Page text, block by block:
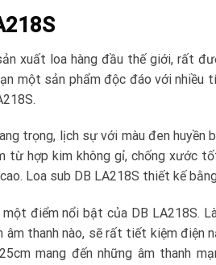
xuất loa hàng đầu thế giới, rất
một sản phẩm độc đáo với nhiều
trọng, lịch sự với màu đen huyền
từ hợp kim không gỉ, chống xước
Loa sub DB LA218S thiết kế
điểm nổi bật của DB LA218S.
thanh nào, sẽ rất tiết kiệm điện
mang đến những âm thanh